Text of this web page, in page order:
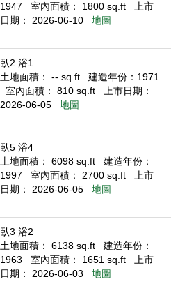
1947
室內面積： 1800 sq.ft
上市
日期： 2026-06-10
地圖
臥2 浴1
土地面積： -- sq.ft
建造年份：1971
室內面積： 810 sq.ft
上市日期：
2026-06-05
地圖
臥5 浴4
土地面積： 6098 sq.ft
建造年份：
1997
室內面積： 2700 sq.ft
上市
日期： 2026-06-05
地圖
臥3 浴2
土地面積： 6138 sq.ft
建造年份：
1963
室內面積： 1651 sq.ft
上市
日期： 2026-06-03
地圖